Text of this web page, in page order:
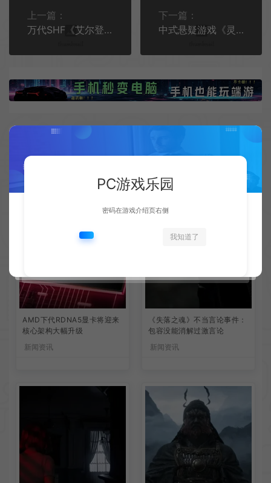
上一篇：
万代SHF《艾尔登法环》女武神可动人偶价格1.65万日元
下一篇：
中式悬疑游戏《灵童》发布Steam页面 支持中文
AMD下代RDNA5显卡将迎来
核心架构大幅升级
新闻资讯
《失落之魂》不当言论事件：
包容没能消解过激言论
新闻资讯
PC游戏乐园
密码在游戏介绍页右侧
我知道了